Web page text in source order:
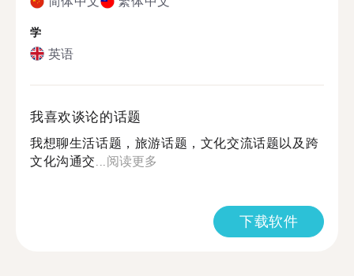
学
英语
我喜欢谈论的话题
我想聊生活话题，旅游话题，文化交流话题以及跨
文化沟通交... 阅读更多
下载软件